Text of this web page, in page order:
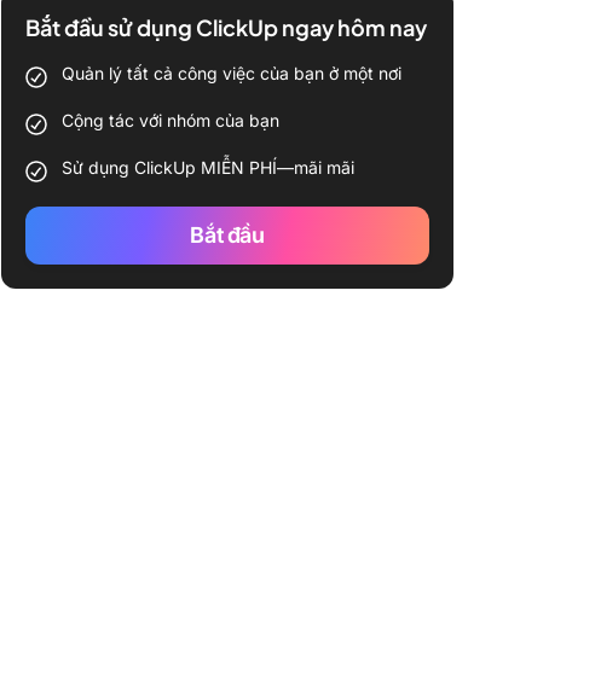
Bắt đầu sử dụng ClickUp ngay hôm nay
Quản lý tất cả công việc của bạn ở một nơi
Cộng tác với nhóm của bạn
Sử dụng ClickUp MIỄN PHÍ—mãi mãi
Bắt đầu